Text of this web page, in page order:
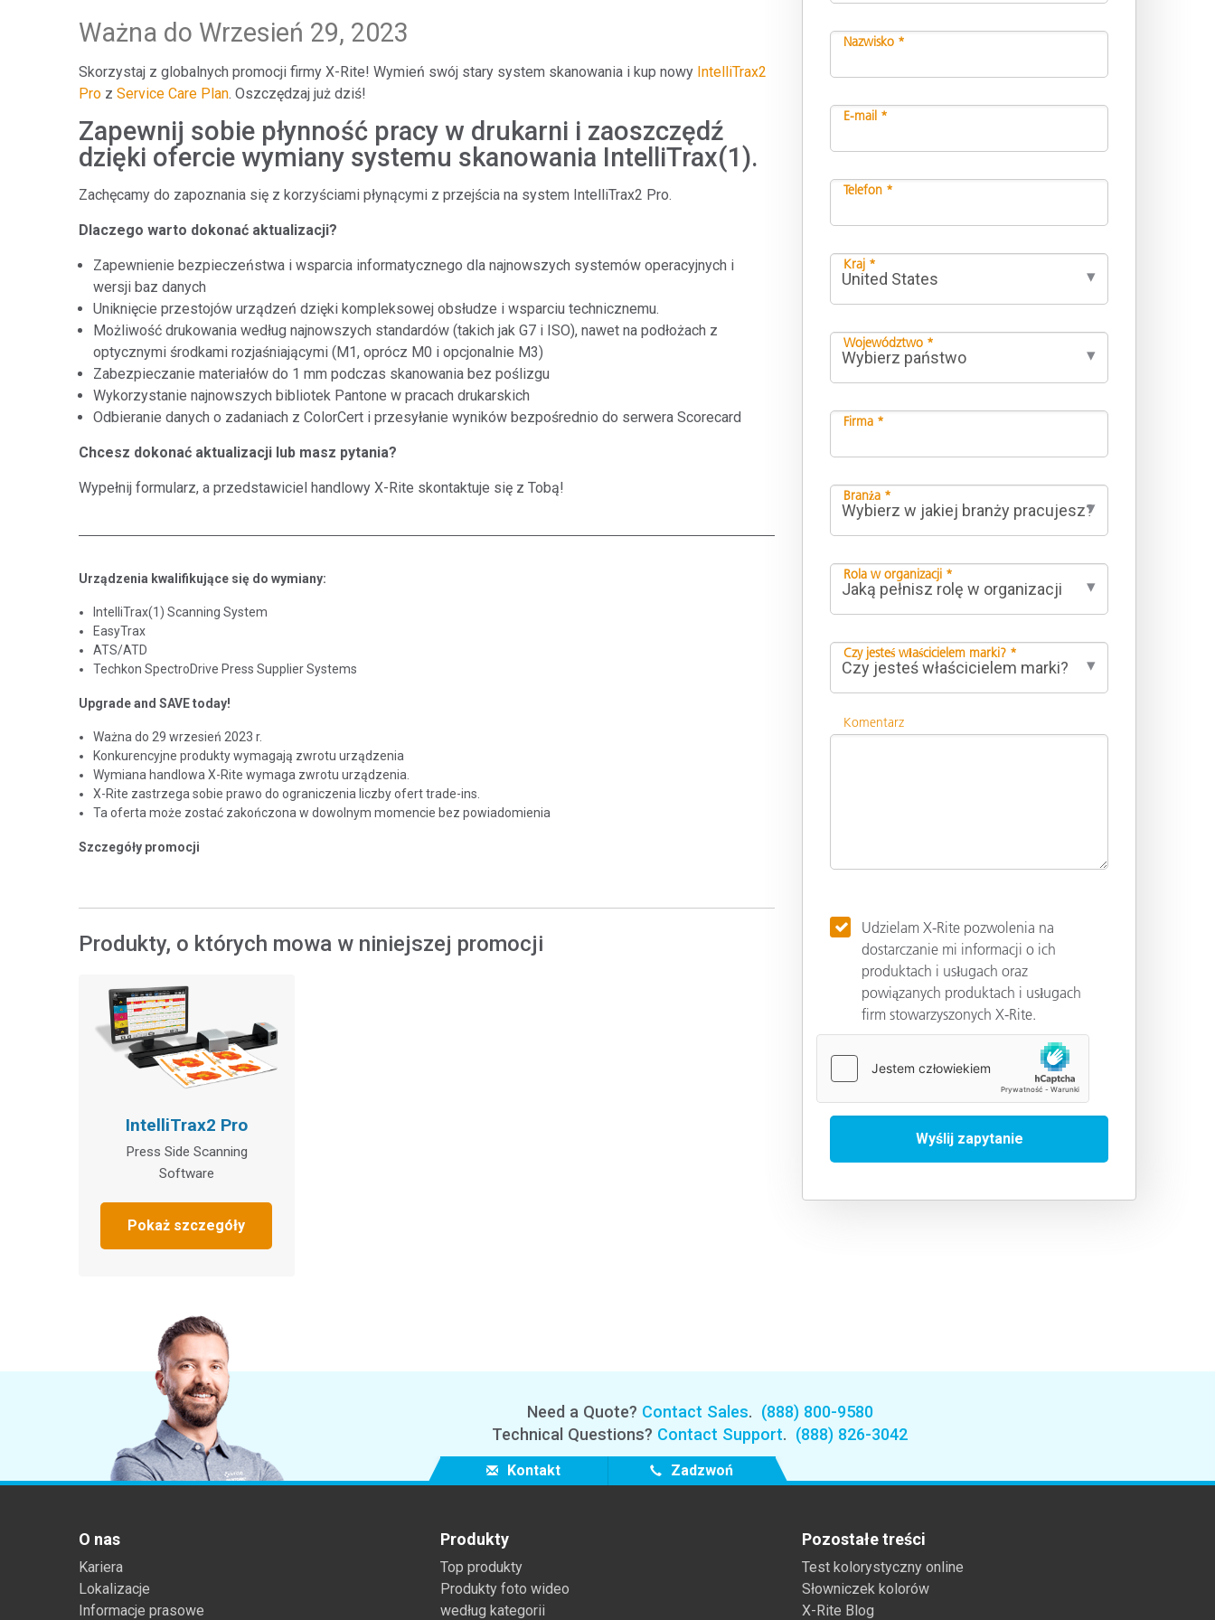
Tworzywa sztuczne
Ważna do Wrzesień 29, 2023
Skorzystaj z globalnych promocji firmy X-Rite! Wymień swój stary system skanowania i kup nowy IntelliTrax2
Pro z Service Care Plan. Oszczędzaj już dziś!
Zapewnij sobie płynność pracy w drukarni i zaoszczędź
dzięki ofercie wymiany systemu skanowania IntelliTrax(1).
Zachęcamy do zapoznania się z korzyściami płynącymi z przejścia na system IntelliTrax2 Pro.
Dlaczego warto dokonać aktualizacji?
Zapewnienie bezpieczeństwa i wsparcia informatycznego dla najnowszych systemów operacyjnych i
wersji baz danych
Uniknięcie przestojów urządzeń dzięki kompleksowej obsłudze i wsparciu technicznemu.
Możliwość drukowania według najnowszych standardów (takich jak G7 i ISO), nawet na podłożach z
optycznymi środkami rozjaśniającymi (M1, oprócz M0 i opcjonalnie M3)
Zabezpieczanie materiałów do 1 mm podczas skanowania bez poślizgu
Wykorzystanie najnowszych bibliotek Pantone w pracach drukarskich
Odbieranie danych o zadaniach z ColorCert i przesyłanie wyników bezpośrednio do serwera Scorecard
Chcesz dokonać aktualizacji lub masz pytania?
Wypełnij formularz, a przedstawiciel handlowy X-Rite skontaktuje się z Tobą!
Urządzenia kwalifikujące się do wymiany:
IntelliTrax(1) Scanning System
EasyTrax
ATS/ATD
Techkon SpectroDrive Press Supplier Systems
Upgrade and SAVE today!
Ważna do 29 wrzesień 2023 r.
Konkurencyjne produkty wymagają zwrotu urządzenia
Wymiana handlowa X-Rite wymaga zwrotu urządzenia.
X-Rite zastrzega sobie prawo do ograniczenia liczby ofert trade-ins.
Ta oferta może zostać zakończona w dowolnym momencie bez powiadomienia
Szczegóły promocji
Produkty, o których mowa w niniejszej promocji
IntelliTrax2 Pro
Press Side Scanning
Software
Pokaż szczegóły
Nazwisko *
E-mail *
Telefon *
Kraj *
Województwo *
Firma *
Branża *
Rola w organizacji *
Czy jesteś właścicielem marki? *
Komentarz
Udzielam X-Rite pozwolenia na
dostarczanie mi informacji o ich
produktach i usługach oraz
powiązanych produktach i usługach
firm stowarzyszonych X-Rite.
Need a Quote? Contact Sales. (888) 800-9580
Technical Questions? Contact Support. (888) 826-3042
Kontakt Zadzwoń
O nas
Kariera
Lokalizacje
Informacje prasowe
Produkty
Top produkty
Produkty foto wideo
według kategorii
Pozostałe treści
Test kolorystyczny online
Słowniczek kolorów
X-Rite Blog